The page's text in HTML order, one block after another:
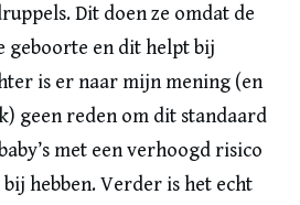
Dit doen ze omdat de
geboorte en dit helpt bij
is er naar mijn mening (en
geen reden om dit standaard
met een verhoogd risico
hebben. Verder is het echt